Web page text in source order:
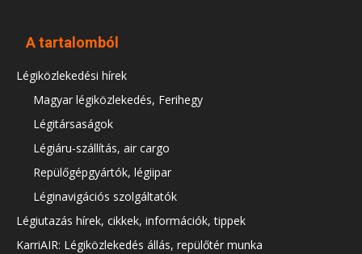
A tartalomból
Légiközlekedési hírek
Magyar légiközlekedés, Ferihegy
Légitársaságok
Légiáru-szállítás, air cargo
Repülőgépgyártók, légiipar
Léginavigációs szolgáltatók
Légiutazás hírek, cikkek, információk, tippek
KarriAIR: Légiközlekedés állás, repülőtér munka